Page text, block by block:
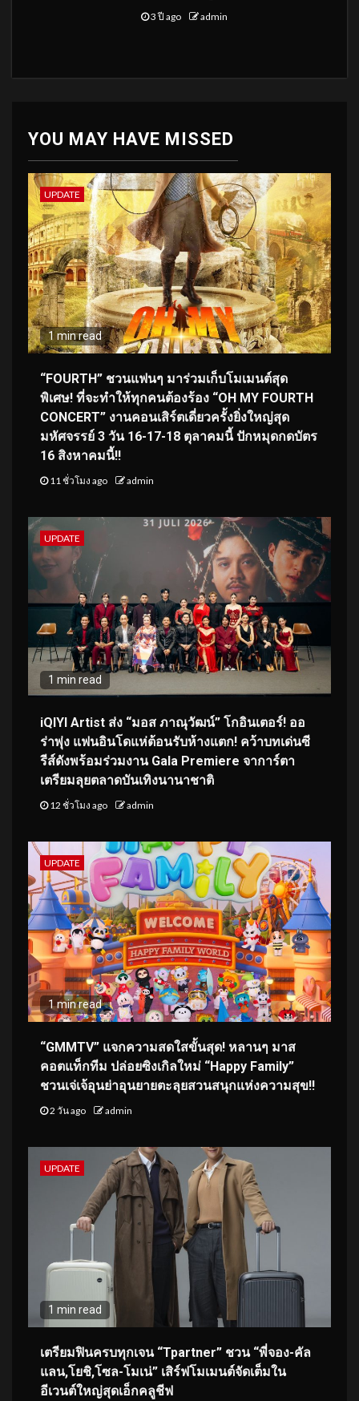
3 ปี ago admin
YOU MAY HAVE MISSED
UPDATE
1 min read
“FOURTH” ชวนแฟนๆ มาร่วมเก็บโมเมนต์สุด
พิเศษ! ที่จะทำให้ทุกคนต้องร้อง “OH MY FOURTH
CONCERT” งานคอนเสิร์ตเดี่ยวครั้งยิ่งใหญ่สุด
มหัศจรรย์ 3 วัน 16-17-18 ตุลาคมนี้ ปักหมุดกดบัตร
16 สิงหาคมนี้!!
11 ชั่วโมง ago admin
UPDATE
1 min read
iQIYI Artist ส่ง “มอส ภาณุวัฒน์” โกอินเตอร์! ออ
ร่าพุ่ง แฟนอินโดแห่ต้อนรับห้างแตก! คว้าบทเด่นซี
รีส์ดังพร้อมร่วมงาน Gala Premiere จาการ์ตา
เตรียมลุยตลาดบันเทิงนานาชาติ
12 ชั่วโมง ago admin
UPDATE
1 min read
“GMMTV” แจกความสดใสขั้นสุด! หลานๆ มาส
คอตแท็กทีม ปล่อยซิงเกิลใหม่ “Happy Family”
ชวนเจ่เจ้อุนย่าอุนยายตะลุยสวนสนุกแห่งความสุข!!
2 วัน ago admin
UPDATE
1 min read
เตรียมฟินครบทุกเจน “Tpartner” ชวน “พี่จอง-คัล
แลน,โยชิ,โซล-โมเน่” เสิร์ฟโมเมนต์จัดเต็มใน
อีเวนต์ใหญ่สุดเอ็กคลูชีฟ